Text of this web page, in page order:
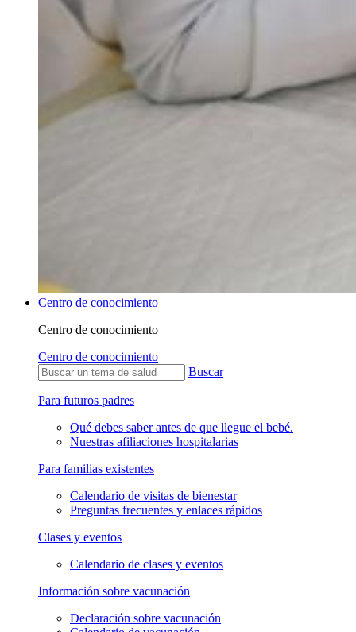
Centro de conocimiento
Centro de conocimiento
Centro de conocimiento
Buscar
Para futuros padres
Qué debes saber antes de que llegue el bebé.
Nuestras afiliaciones hospitalarias
Para familias existentes
Calendario de visitas de bienestar
Preguntas frecuentes y enlaces rápidos
Clases y eventos
Calendario de clases y eventos
Información sobre vacunación
Declaración sobre vacunación